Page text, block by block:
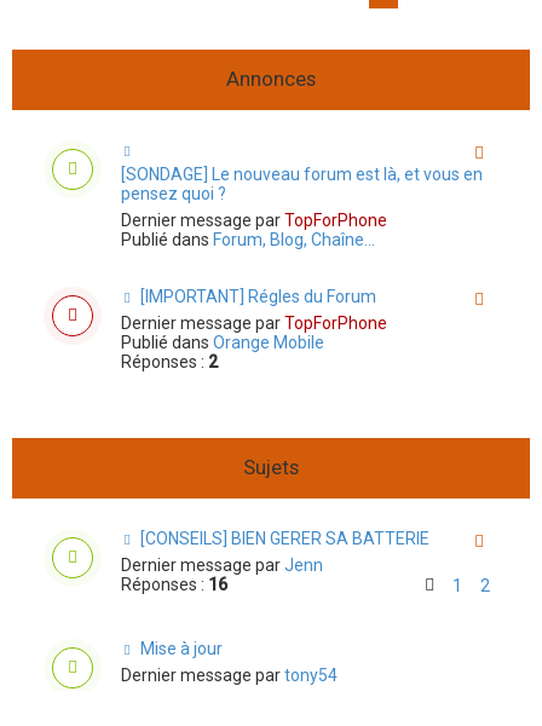
Annonces
[SONDAGE] Le nouveau forum est là, et vous en
pensez quoi ?
Dernier message parTopForPhone
Publié dans Forum, Blog, Chaîne...
[IMPORTANT] Régles du Forum
Dernier message parTopForPhone
Publié dans Orange Mobile
Réponses : 2
Sujets
[CONSEILS] BIEN GERER SA BATTERIE
Dernier message parJenn
Réponses : 16 1 2
Mise à jour
Dernier message partony54